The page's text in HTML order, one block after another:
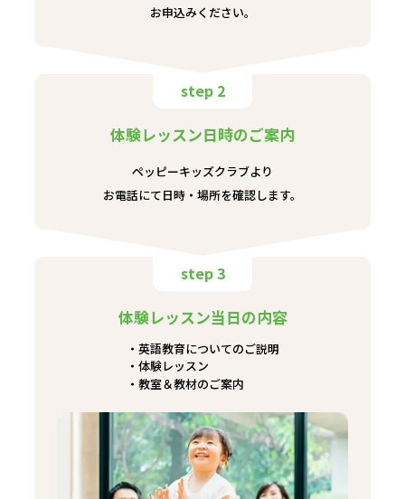
お申込みください。
step 2
体験レッスン日時のご案内
ペッピーキッズクラブより
お電話にて日時・場所を確認します。
step 3
体験レッスン当日の内容
英語教育についてのご説明
体験レッスン
教室＆教材のご案内